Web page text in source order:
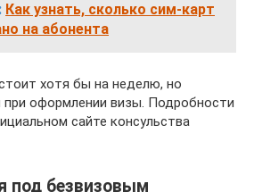
Как узнать, сколько сим-карт
на абонента
хотя бы на неделю, но
оформлении визы. Подробности
сайте консульства
под безвизовым